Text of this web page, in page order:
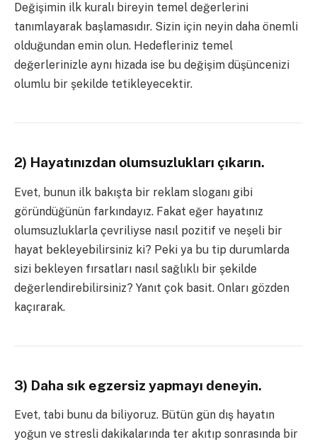
Değişimin ilk kuralı bireyin temel değerlerini
tanımlayarak başlamasıdır. Sizin için neyin daha önemli
olduğundan emin olun. Hedefleriniz temel
değerlerinizle aynı hizada ise bu değişim düşüncenizi
olumlu bir şekilde tetikleyecektir.
2) Hayatınızdan olumsuzlukları çıkarın.
Evet, bunun ilk bakışta bir reklam sloganı gibi
göründüğünün farkındayız. Fakat eğer hayatınız
olumsuzluklarla çevriliyse nasıl pozitif ve neşeli bir
hayat bekleyebilirsiniz ki? Peki ya bu tip durumlarda
sizi bekleyen fırsatları nasıl sağlıklı bir şekilde
değerlendirebilirsiniz? Yanıt çok basit. Onları gözden
kaçırarak.
3) Daha sık egzersiz yapmayı deneyin.
Evet, tabi bunu da biliyoruz. Bütün gün dış hayatın
yoğun ve stresli dakikalarında ter akıtıp sonrasında bir